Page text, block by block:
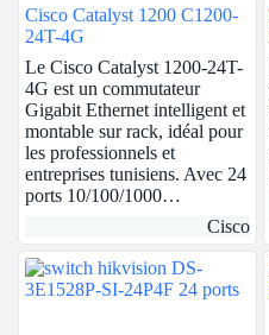
Cisco Catalyst 1200 C1200-
24T-4G
Le Cisco Catalyst 1200-24T-
4G est un commutateur
Gigabit Ethernet intelligent et
montable sur rack, idéal pour
les professionnels et
entreprises tunisiens. Avec 24
ports 10/100/1000…
Cisco